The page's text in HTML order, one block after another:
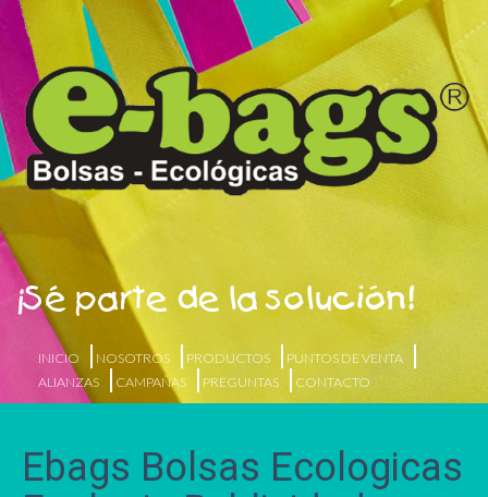
¡Sé parte de la solución!
INICIO NOSOTROS PRODUCTOS
PUNTOS DE VENTA
ALIANZAS
CAMPAÑAS PREGUNTAS CONTACTO
Ebags Bolsas Ecologicas